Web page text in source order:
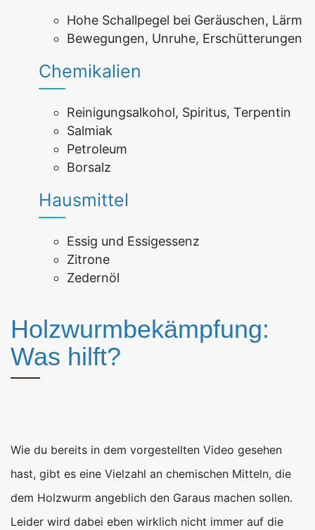
Hohe Schallpegel bei Geräuschen, Lärm
Bewegungen, Unruhe, Erschütterungen
Chemikalien
Reinigungsalkohol, Spiritus, Terpentin
Salmiak
Petroleum
Borsalz
Hausmittel
Essig und Essigessenz
Zitrone
Zedernöl
Holzwurmbekämpfung:
Was hilft?
Wie du bereits in dem vorgestellten Video gesehen
hast, gibt es eine Vielzahl an chemischen Mitteln, die
dem Holzwurm angeblich den Garaus machen sollen.
Leider wird dabei eben wirklich nicht immer auf die